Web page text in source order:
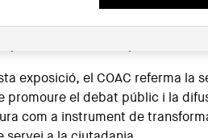
primera mà els criteris i les
arquitectòniques que han
exposició, el COAC referma la
promoure el debat públic i la
com a instrument de